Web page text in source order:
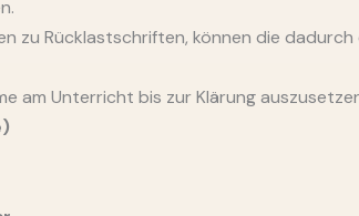
zu Rücklastschriften, können die
am Unterricht bis zur Klärung